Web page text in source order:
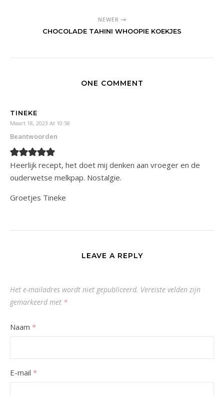
NEWER
CHOCOLADE TAHINI WHOOPIE KOEKJES
ONE COMMENT
TINEKE
Maart 18, 2023 At 10:58
Beantwoorden
Heerlijk recept, het doet mij denken aan vroeger en de
ouderwetse melkpap. Nostalgie.
Groetjes Tineke
LEAVE A REPLY
Het e-mailadres wordt niet gepubliceerd. Vereiste velden zijn
gemarkeerd met *
Naam *
E-mail *